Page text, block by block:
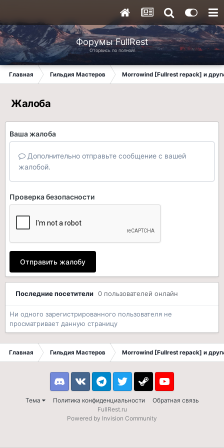
Форумы FullRest
Оторвись по полной!
Главная Гильдия Мастеров Morrowind [Fullrest repack] и
Жалоба
Ваша жалоба
Дополнительно отправьте сообщение с вашей
жалобой.
Проверка безопасности
Отправить жалобу
Последние посетители 0 пользователей онлайн
Ни одного зарегистрированного пользователя не
просматривает данную страницу
Главная Гильдия Мастеров Morrowind [Fullrest repack] и
Тема Политика конфиденциальности Обратная связь
DiscordVK TelegramTwitter Steam Youtube
FullRest.ru
Powered by Invision Community